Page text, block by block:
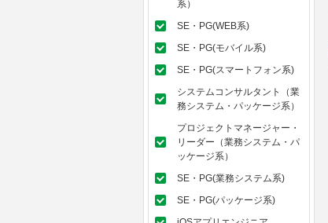
系）
SE・PG(WEB系)
SE・PG(モバイル系)
SE・PG(スマートフォン系)
システムコンサルタント（業
務システム・パッケージ系）
プロジェクトマネージャー・
リーダー（業務システム・パ
ッケージ系）
SE・PG(業務システム系)
SE・PG(パッケージ系)